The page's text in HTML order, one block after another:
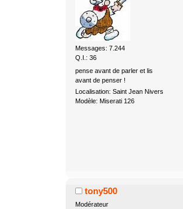
Messages: 7.244
Q.I.: 36
pense avant de parler et lis
avant de penser !
Localisation: Saint Jean Nivers
Modèle: Miserati 126
tony500
Modérateur